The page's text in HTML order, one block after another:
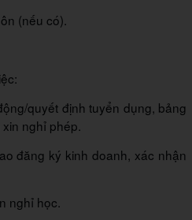
(nếu có).
quyết định tuyển dụng, bảng
nghỉ phép.
đăng ký kinh doanh, xác nhận
nghỉ học.